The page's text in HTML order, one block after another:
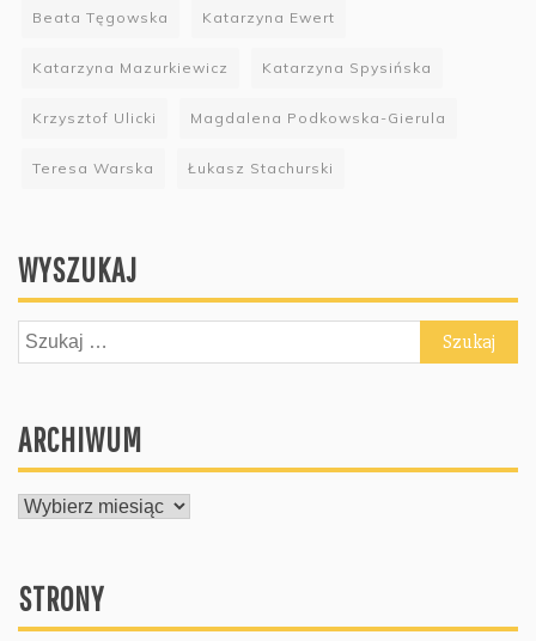
Beata Tęgowska Katarzyna Ewert
Katarzyna Mazurkiewicz Katarzyna Spysińska
Krzysztof Ulicki Magdalena Podkowska-Gierula
Teresa Warska Łukasz Stachurski
WYSZUKAJ
Szukaj:
ARCHIWUM
ARCHIWUM
STRONY